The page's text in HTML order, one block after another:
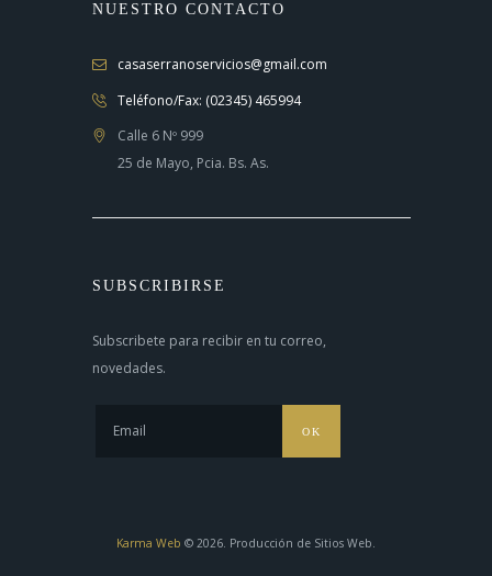
NUESTRO CONTACTO
casaserranoservicios@gmail.com
Teléfono/Fax: (02345) 465994
Calle 6 Nº 999
25 de Mayo, Pcia. Bs. As.
SUBSCRIBIRSE
Subscribete para recibir en tu correo,
novedades.
OK
Karma Web © 2026. Producción de Sitios Web.